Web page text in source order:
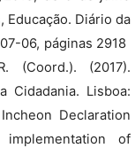
Diário da
06, páginas 2918 
(Coord.). (2017).
Cidadania. Lisboa:
Incheon Declaration
of